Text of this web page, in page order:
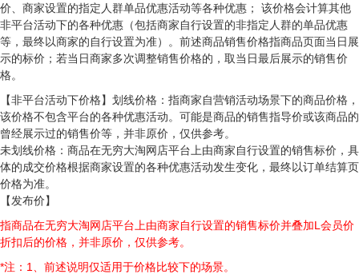
价、商家设置的指定人群单品优惠活动等各种优惠； 该价格会计算其他
非平台活动下的各种优惠（包括商家自行设置的非指定人群的单品优惠
等，最终以商家的自行设置为准）。前述商品销售价格指商品页面当日展
示的标价；若当日商家多次调整销售价格的，取当日最后展示的销售价
格。
【非平台活动下价格】划线价格：指商家自营销活动场景下的商品价格，
该价格不包含平台的各种优惠活动。可能是商品的销售指导价或该商品的
曾经展示过的销售价等，并非原价，仅供参考。
未划线价格：商品在无穷大淘网店平台上由商家自行设置的销售标价，具
体的成交价格根据商家设置的各种优惠活动发生变化，最终以订单结算页
价格为准。
【发布价】
指商品在无穷大淘网店平台上由商家自行设置的销售标价并叠加L会员价
折扣后的价格，并非原价，仅供参考。
*注：1、前述说明仅适用于价格比较下的场景。